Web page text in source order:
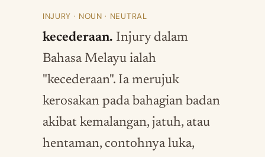
INJURY · NOUN · NEUTRAL
kecederaan. Injury dalam
Bahasa Melayu ialah
"kecederaan". Ia merujuk
kerosakan pada bahagian badan
akibat kemalangan, jatuh, atau
hentaman, contohnya luka,